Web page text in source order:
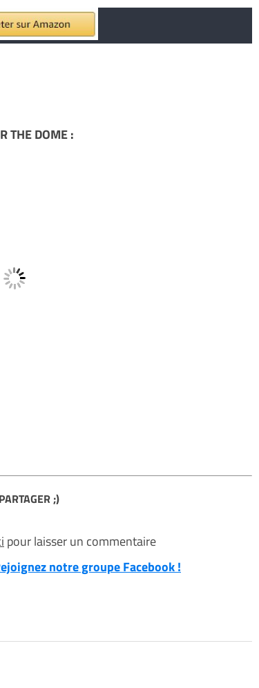
THE DOME :
;)
pour laisser un commentaire
notre groupe Facebook !